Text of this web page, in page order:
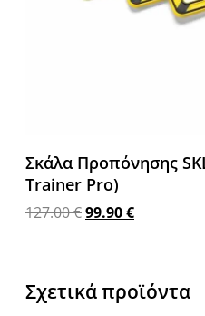
Σκάλα Προπόνησης
Trainer Pro)
127.00€99.90€
Σχετικά προϊόντα